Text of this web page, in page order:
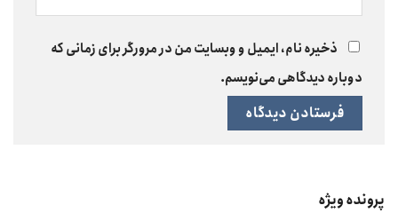
ذخیره نام، ایمیل و وبسایت من در مرورگر برای زمانی که
دوباره دیدگاهی می‌نویسم.
پرونده ویژه